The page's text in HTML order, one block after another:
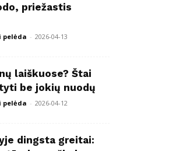
priežastis
pelėda - 2026-04-13
laiškuose? Štai
be jokių nuodų
pelėda - 2026-04-12
dingsta greitai: